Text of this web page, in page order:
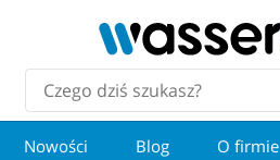
Nowości Blog O firmie